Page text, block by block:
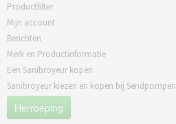
Productfilter
Mijn account
Berichten
Merk en Productinformatie
Een Sanibroyeur kopen
Sanibroyeur kiezen en kopen bij Sendpompen
Herroeping